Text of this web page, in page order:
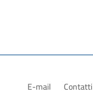
E-mail Contatti